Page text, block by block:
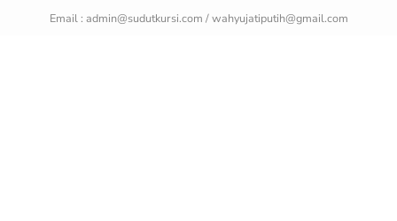
Email : admin@sudutkursi.com / wahyujatiputih@gmail.com